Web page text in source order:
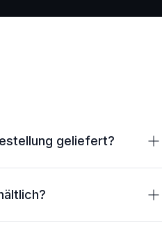
geliefert?
(werktags). Die